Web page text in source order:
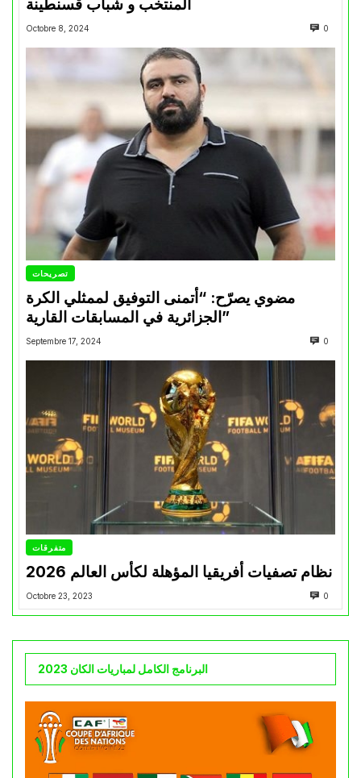
المنتخب و شباب قسنطينة
Octobre 8, 2024 0
تصريحات
مضوي يصرّح: “أتمنى التوفيق لممثلي الكرة
الجزائرية في المسابقات القارية”
Septembre 17, 2024 0
متفرقات
نظام تصفيات أفريقيا المؤهلة لكأس العالم 2026
Octobre 23, 2023 0
البرنامج الكامل لمباريات الكان 2023